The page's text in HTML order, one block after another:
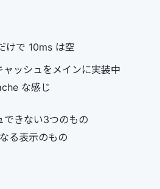
けで 10ms は空
ャッシュをメインに実装中
な感じ
できない3つのもの
る表示のもの